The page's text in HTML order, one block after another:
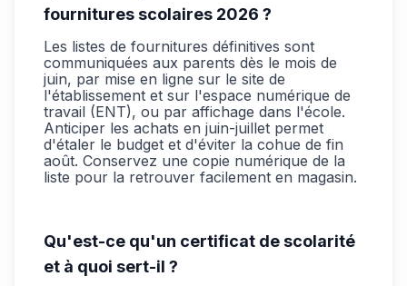
fournitures scolaires 2026 ?
Les listes de fournitures définitives sont
communiquées aux parents dès le mois de
juin, par mise en ligne sur le site de
l'établissement et sur l'espace numérique de
travail (ENT), ou par affichage dans l'école.
Anticiper les achats en juin-juillet permet
d'étaler le budget et d'éviter la cohue de fin
août. Conservez une copie numérique de la
liste pour la retrouver facilement en magasin.
Qu'est-ce qu'un certificat de scolarité
et à quoi sert-il ?